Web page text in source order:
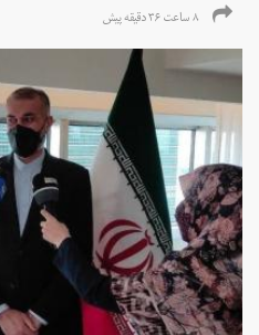
۸ ساعت ۳۶ دقیقه پیش